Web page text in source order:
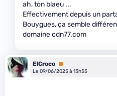
ah, ton blaeu ...
Effectivement depuis un
Bouygues, ça semble
domaine cdn77.com
ElCroco Premium
Le 09/06/2025 à 13h55